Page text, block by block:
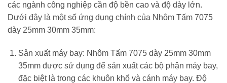
các ngành công nghiệp cần độ bền cao và độ dày lớn.
Dưới đây là một số ứng dụng chính của Nhôm Tấm 7075
dày 25mm 30mm 35mm:
Sản xuất máy bay: Nhôm Tấm 7075 dày 25mm 30mm
35mm được sử dụng để sản xuất các bộ phận máy bay,
đặc biệt là trong các khuôn khổ và cánh máy bay. Độ